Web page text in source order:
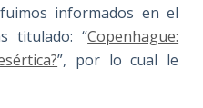
informados en el
titulado: “Copenhague:
”, por lo cual le